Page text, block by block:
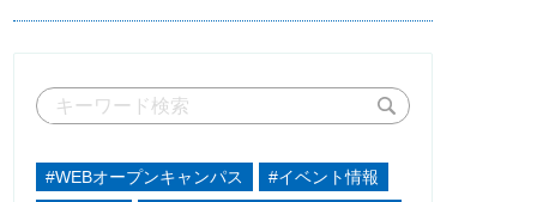
#WEBオープンキャンパス
#イベント情報